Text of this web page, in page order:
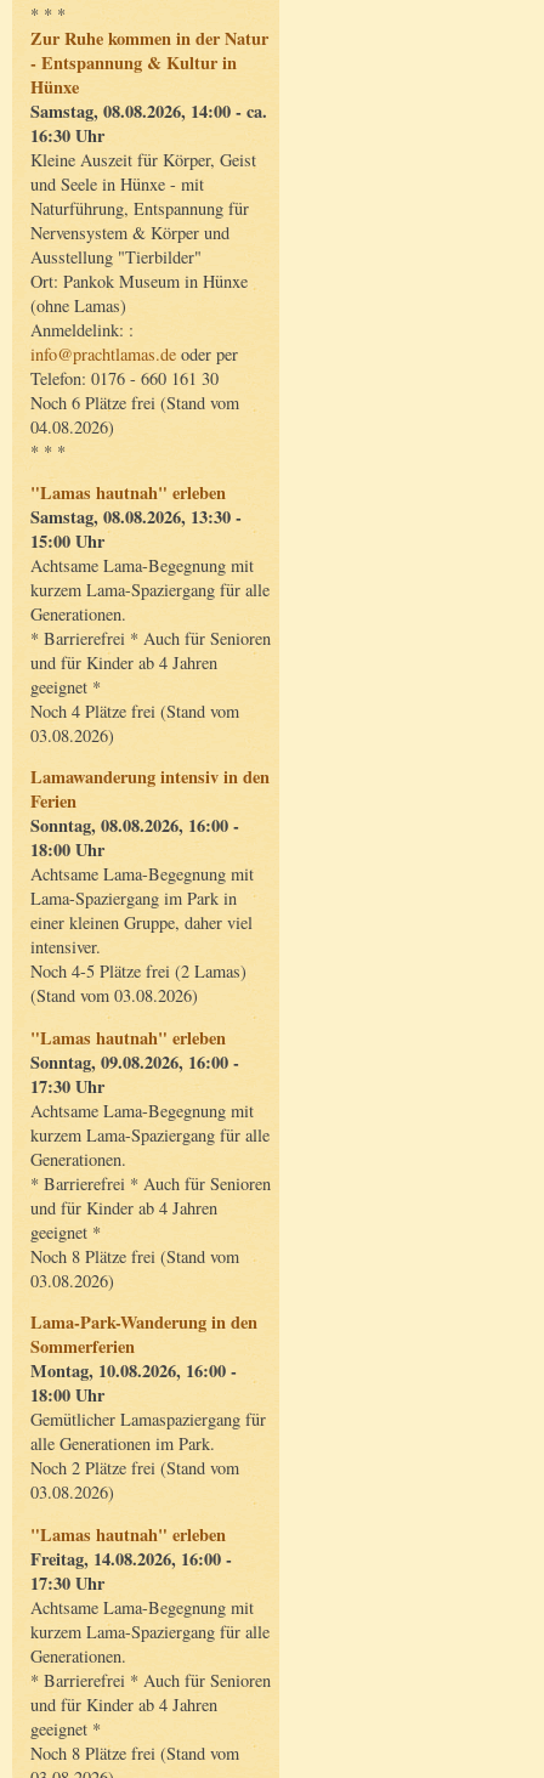
* * *
Zur Ruhe kommen in der Natur
- Entspannung & Kultur in
Hünxe
Samstag, 08.08.2026, 14:00 - ca.
16:30 Uhr
Kleine Auszeit für Körper, Geist
und Seele in Hünxe - mit
Naturführung, Entspannung für
Nervensystem & Körper und
Ausstellung "Tierbilder"
Ort: Pankok Museum in Hünxe
(ohne Lamas)
Anmeldelink: :
info@prachtlamas.de oder per
Telefon: 0176 - 660 161 30
Noch 6 Plätze frei (Stand vom
04.08.2026)
* * *
"Lamas hautnah" erleben
Samstag, 08.08.2026, 13:30 -
15:00 Uhr
Achtsame Lama-Begegnung mit
kurzem Lama-Spaziergang für alle
Generationen.
* Barrierefrei * Auch für Senioren
und für Kinder ab 4 Jahren
geeignet *
Noch 4 Plätze frei (Stand vom
03.08.2026)
Lamawanderung intensiv in den
Ferien
Sonntag, 08.08.2026, 16:00 -
18:00 Uhr
Achtsame Lama-Begegnung mit
Lama-Spaziergang im Park in
einer kleinen Gruppe, daher viel
intensiver.
Noch 4-5 Plätze frei (2 Lamas)
(Stand vom 03.08.2026)
"Lamas hautnah" erleben
Sonntag, 09.08.2026, 16:00 -
17:30 Uhr
Achtsame Lama-Begegnung mit
kurzem Lama-Spaziergang für alle
Generationen.
* Barrierefrei * Auch für Senioren
und für Kinder ab 4 Jahren
geeignet *
Noch 8 Plätze frei (Stand vom
03.08.2026)
Lama-Park-Wanderung in den
Sommerferien
Montag, 10.08.2026, 16:00 -
18:00 Uhr
Gemütlicher Lamaspaziergang für
alle Generationen im Park.
Noch 2 Plätze frei (Stand vom
03.08.2026)
"Lamas hautnah" erleben
Freitag, 14.08.2026, 16:00 -
17:30 Uhr
Achtsame Lama-Begegnung mit
kurzem Lama-Spaziergang für alle
Generationen.
* Barrierefrei * Auch für Senioren
und für Kinder ab 4 Jahren
geeignet *
Noch 8 Plätze frei (Stand vom